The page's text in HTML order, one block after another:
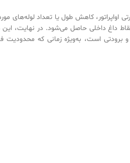
اواپراتور، کاهش طول یا تعداد لوله‌های
داغ داخلی حاصل می‌شود. در نهایت، این
برودتی است، به‌ویژه زمانی که محدودیت